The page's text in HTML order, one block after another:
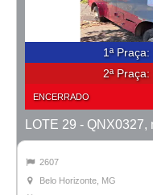
1ª Praça:
2ª Praça:
ENCERRADO
2607
Belo Horizonte, MG